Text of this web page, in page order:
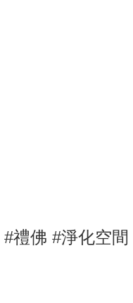
#禮佛 #淨化空間